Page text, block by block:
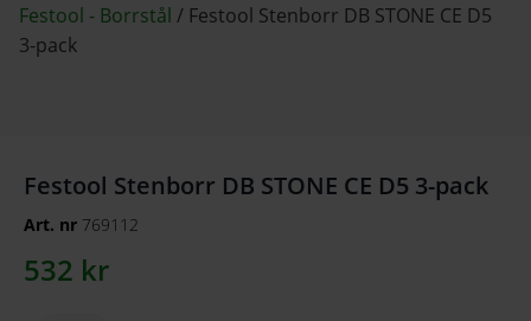
Festool - Borrstål / Festool Stenborr DB STONE CE D5
3-pack
Festool Stenborr DB STONE CE D5 3-pack
Art. nr 769112
532 kr